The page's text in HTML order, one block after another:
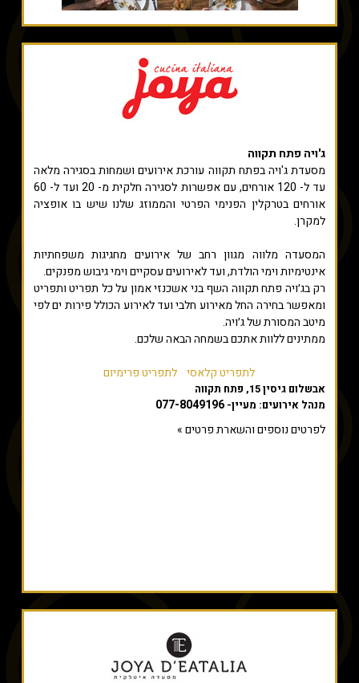
ג'ויה פתח תקווה
מסעדת ג'ויה בפתח תקווה עורכת אירועים ושמחות בסגירה מלאה
עד ל- 120 אורחים, עם אפשרות לסגירה חלקית מ- 20 ועד ל- 60
אורחים בטרקלין הפנימי הפרטי והממוזג שלנו שיש בו אופציה
למקרן.
המסעדה מלווה מגוון רחב של אירועים מחגיגות משפחתיות
אינטימיות וימי הולדת, ועד לאירועים עסקיים וימי גיבוש מפנקים.
רק בג׳ויה פתח תקווה השף בני אשכנזי אמון על כל תפריט ותפריט
ומאפשר בחירה החל מאירוע חלבי ועד לאירוע הכולל פירות ים לפי
מיטב המסורת של ג׳ויה.
ממתינים ללוות אתכם בשמחה הבאה שלכם.
לתפריט קלאסי לתפריט פרימיום
אבשלום גיסין 15, פתח תקווה
מנהל אירועים: מעיין- 077-8049196
לפרטים נוספים והשארת פרטים »